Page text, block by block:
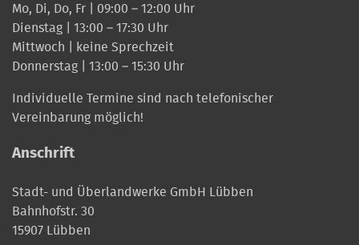
Mo, Di, Do, Fr | 09:00 – 12:00 Uhr
Dienstag | 13:00 – 17:30 Uhr
Mittwoch | keine Sprechzeit
Donnerstag | 13:00 – 15:30 Uhr
Individuelle Termine sind nach telefonischer
Vereinbarung möglich!
Anschrift
Stadt- und Überlandwerke GmbH Lübben
Bahnhofstr. 30
15907 Lübben